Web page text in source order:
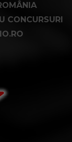
CONCURSURI